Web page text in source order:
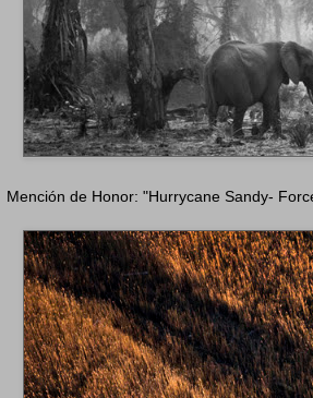
Mención de Honor: "Hurrycane Sandy-